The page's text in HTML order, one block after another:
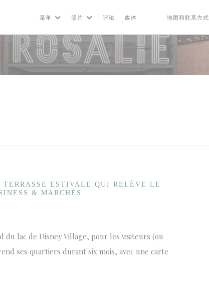
菜单 照片 评论 媒体
((在新窗口中打开))
((在新窗口中打开))
地图和联系方式
ESTIVALE QUI RELÈVE LE
& MARCHÉS
du lac de Disney Village, pour les visiteurs (ou
ses quartiers durant six mois, avec une carte